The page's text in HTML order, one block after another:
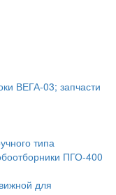
ВЕГА-03; запчасти
типа
ПГО-400
для